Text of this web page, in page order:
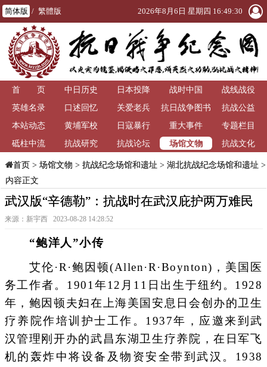
简体版 / 繁體版 2026年8月6日 星期四 16:49:31
首 页 中日历史 日本投降 战时中国
战线战役
英雄名录
口述回忆 关爱老兵
抗日战争图书
馆
抗战公益
本站动态
黄埔军校 日寇暴行 重大事件
专题栏目
砥柱中流
抗战研究 抗战论坛 场馆文物 抗战文化
首页> 场馆文物 > 抗战纪念场馆和遗址 > 湖北抗战纪念场馆和遗址 >
内容正文
武汉版“辛德勒”：抗战时在武汉庇护两万难民
来源：新宇西 2023-08-28 14:28:52
“鲍洋人”小传
艾伦·R·鲍因顿(Allen·R·Boynton)，美国医
务工作者。1901年12月11日出生于纽约。1928
年，鲍因顿夫妇在上海美国安息日会创办的卫生
疗养院作培训护士工作。1937年，应邀来到武
汉管理刚开办的武昌东湖卫生疗养院，在日军飞
机的轰炸中将设备及物资安全带到武汉。1938